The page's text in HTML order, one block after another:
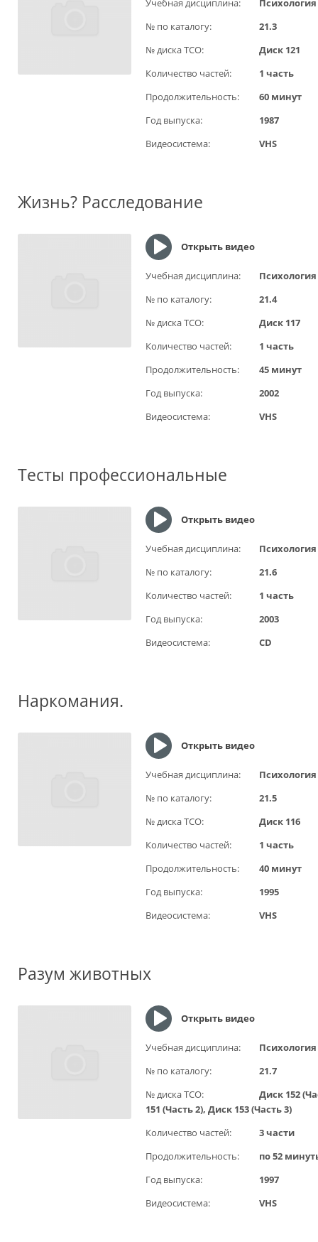
Учебная дисциплина:
Психология
№ по каталогу:
21.3
№ диска ТСО:
Диск 121
Количество частей:
1 часть
Продолжительность:
60 минут
Год выпуска:
1987
Видеосистема:
VHS
Жизнь? Расследование
Открыть видео
Учебная дисциплина:
Психология
№ по каталогу:
21.4
№ диска ТСО:
Диск 117
Количество частей:
1 часть
Продолжительность:
45 минут
Год выпуска:
2002
Видеосистема:
VHS
Тесты профессиональные
Открыть видео
Учебная дисциплина:
Психология
№ по каталогу:
21.6
Количество частей:
1 часть
Год выпуска:
2003
Видеосистема:
CD
Наркомания.
Открыть видео
Учебная дисциплина:
Психология
№ по каталогу:
21.5
№ диска ТСО:
Диск 116
Количество частей:
1 часть
Продолжительность:
40 минут
Год выпуска:
1995
Видеосистема:
VHS
Разум животных
Открыть видео
Учебная дисциплина:
Психология
№ по каталогу:
21.7
№ диска ТСО:
Диск 152
151 (Часть 2), Диск 153 (Часть 3)
Количество частей:
3 части
Продолжительность:
по 52
Год выпуска:
1997
Видеосистема:
VHS